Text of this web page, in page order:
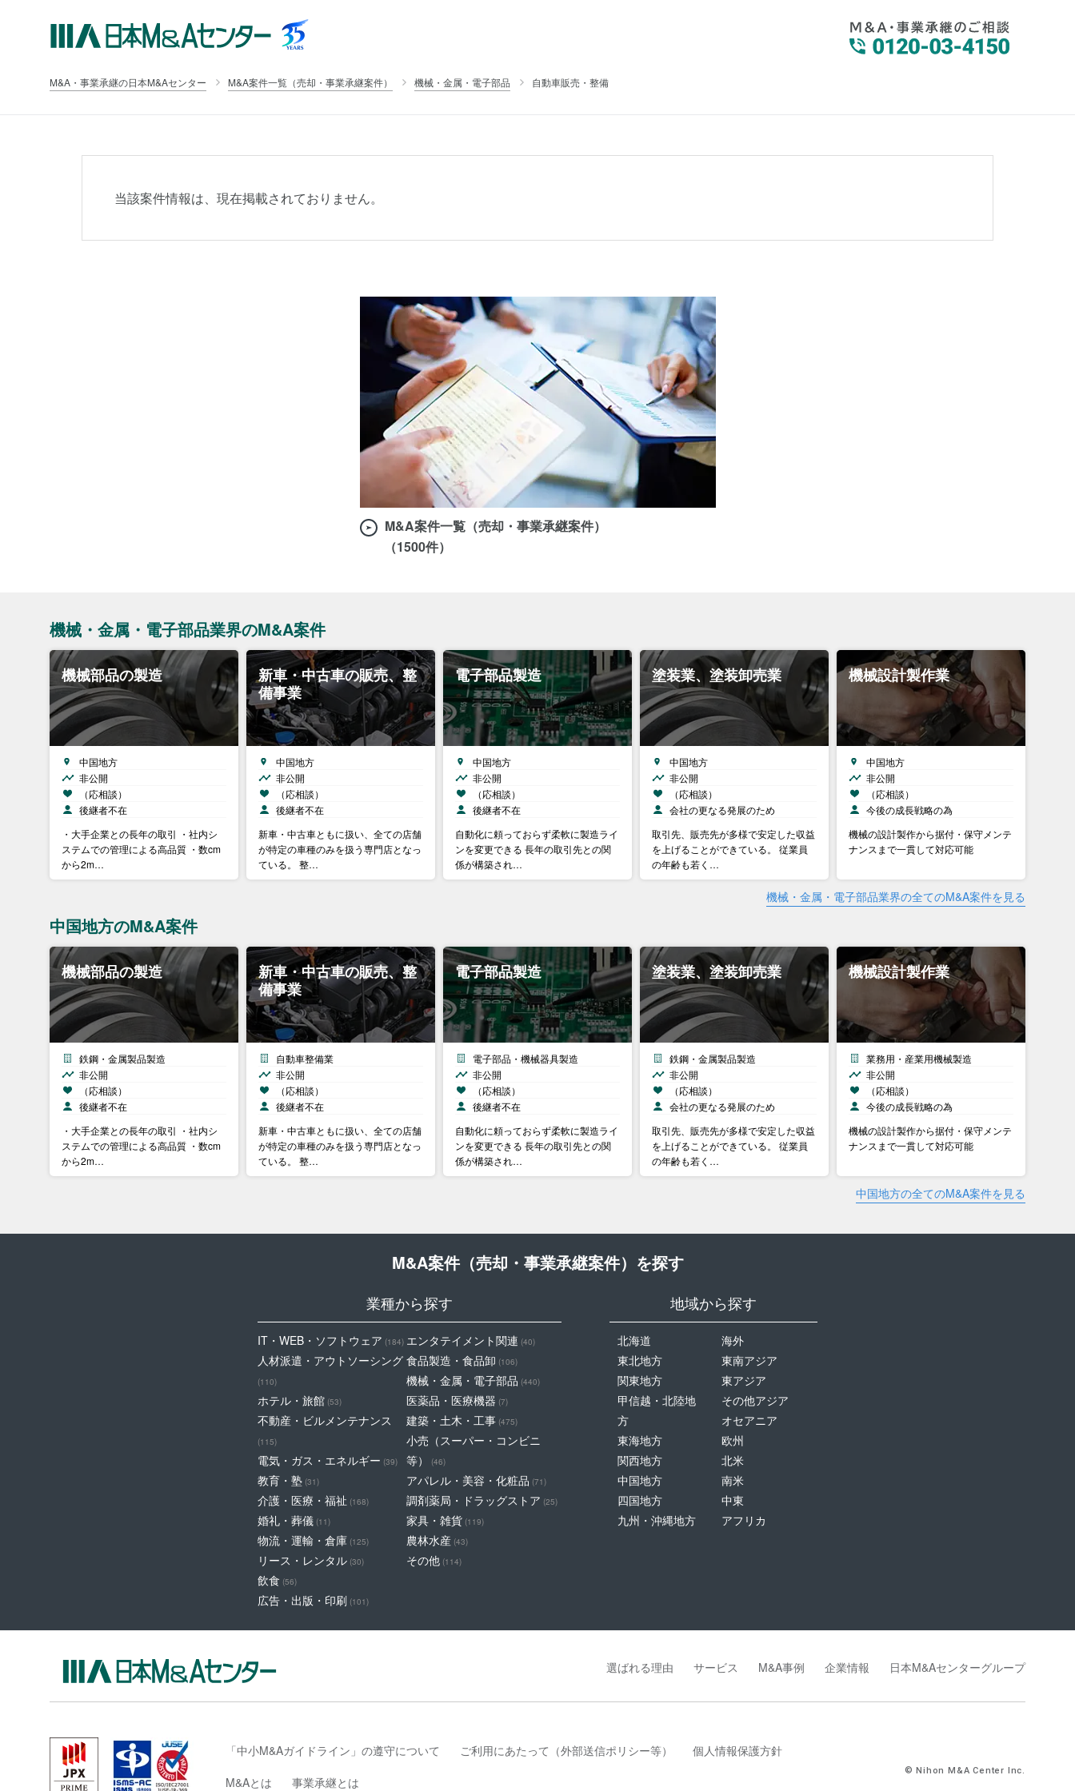
M&A・事業承継の日本M&Aセンター M&A案件一覧（売却・事業承継案件） 機械・金属・電子部品 自動車販売・整備
当該案件情報は、現在掲載されておりません。
M&A案件一覧（売却・事業承継案件）
（1500件）
機械・金属・電子部品業界のM&A案件
機械部品の製造
中国地方
非公開
（応相談）
後継者不在
・大手企業との長年の取引 ・社内シ
ステムでの管理による高品質 ・数cm
から2m…
新車・中古車の販売、整
備事業
中国地方
非公開
（応相談）
後継者不在
新車・中古車ともに扱い、全ての店舗
が特定の車種のみを扱う専門店となっ
ている。 整…
電子部品製造
中国地方
非公開
（応相談）
後継者不在
自動化に頼っておらず柔軟に製造ライ
ンを変更できる 長年の取引先との関
係が構築され…
塗装業、塗装卸売業
中国地方
非公開
（応相談）
会社の更なる発展のため
取引先、販売先が多様で安定した収益
を上げることができている。 従業員
の年齢も若く…
機械設計製作業
中国地方
非公開
（応相談）
今後の成長戦略の為
機械の設計製作から据付・保守メンテ
ナンスまで一貫して対応可能
機械・金属・電子部品業界の全てのM&A案件を見る
中国地方のM&A案件
機械部品の製造
鉄鋼・金属製品製造
非公開
（応相談）
後継者不在
・大手企業との長年の取引 ・社内シ
ステムでの管理による高品質 ・数cm
から2m…
新車・中古車の販売、整
備事業
自動車整備業
非公開
（応相談）
後継者不在
新車・中古車ともに扱い、全ての店舗
が特定の車種のみを扱う専門店となっ
ている。 整…
電子部品製造
電子部品・機械器具製造
非公開
（応相談）
後継者不在
自動化に頼っておらず柔軟に製造ライ
ンを変更できる 長年の取引先との関
係が構築され…
塗装業、塗装卸売業
鉄鋼・金属製品製造
非公開
（応相談）
会社の更なる発展のため
取引先、販売先が多様で安定した収益
を上げることができている。 従業員
の年齢も若く…
機械設計製作業
業務用・産業用機械製造
非公開
（応相談）
今後の成長戦略の為
機械の設計製作から据付・保守メンテ
ナンスまで一貫して対応可能
中国地方の全てのM&A案件を見る
M&A案件（売却・事業承継案件）を探す
業種から探す
IT・WEB・ソフトウェア (184)
人材派遣・アウトソーシング
(110)
ホテル・旅館 (53)
不動産・ビルメンテナンス
(115)
電気・ガス・エネルギー (39)
教育・塾 (31)
介護・医療・福祉 (168)
婚礼・葬儀 (11)
物流・運輸・倉庫 (125)
リース・レンタル (30)
飲食 (56)
広告・出版・印刷 (101)
エンタテイメント関連 (40)
食品製造・食品卸 (106)
機械・金属・電子部品 (440)
医薬品・医療機器 (7)
建築・土木・工事 (475)
小売（スーパー・コンビニ
等）
(46)
アパレル・美容・化粧品 (71)
調剤薬局・ドラッグストア (25)
家具・雑貨 (119)
農林水産 (43)
その他 (114)
地域から探す
北海道
東北地方
関東地方
甲信越・北陸地
方
東海地方
関西地方
中国地方
四国地方
九州・沖縄地方
海外
東南アジア
東アジア
その他アジア
オセアニア
欧州
北米
南米
中東
アフリカ
選ばれる理由 サービス M&A事例 企業情報 日本M&Aセンターグループ
「中小M&Aガイドライン」の遵守について ご利用にあたって（外部送信ポリシー等）
個人情報保護方針
M&Aとは
事業承継とは
© Nihon M&A Center Inc.